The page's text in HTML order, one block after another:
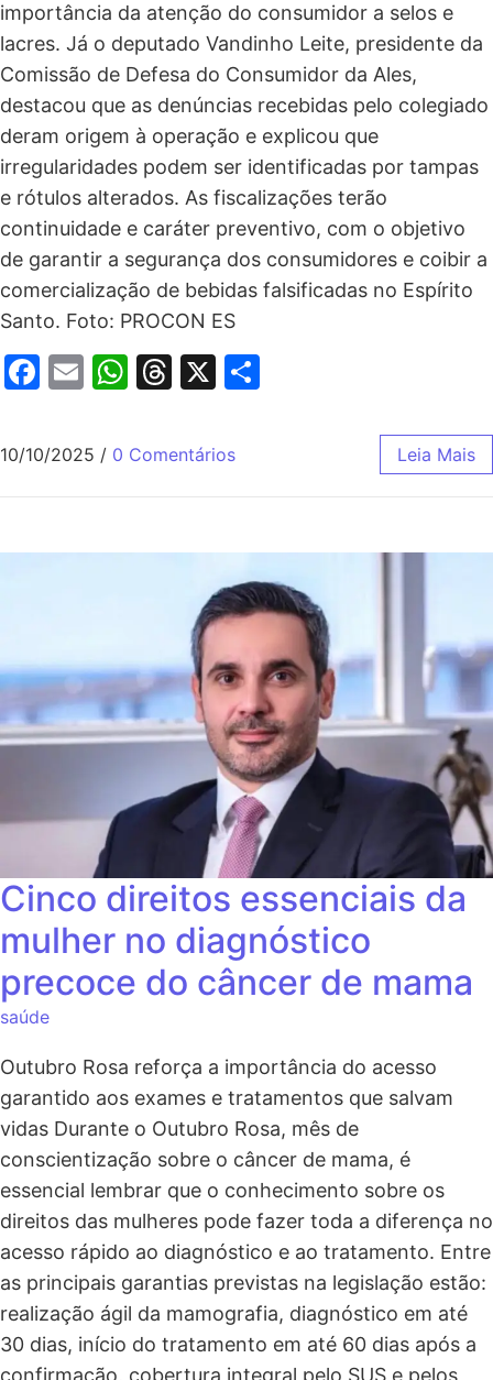
importância da atenção do consumidor a selos e
lacres. Já o deputado Vandinho Leite, presidente da
Comissão de Defesa do Consumidor da Ales,
destacou que as denúncias recebidas pelo colegiado
deram origem à operação e explicou que
irregularidades podem ser identificadas por tampas
e rótulos alterados. As fiscalizações terão
continuidade e caráter preventivo, com o objetivo
de garantir a segurança dos consumidores e coibir a
comercialização de bebidas falsificadas no Espírito
Santo. Foto: PROCON ES
Facebook
EmailWhatsApp
Threads
X
10/10/2025 / 0 Comentários Leia Mais
Cinco direitos essenciais da
mulher no diagnóstico
precoce do câncer de mama
saúde
Outubro Rosa reforça a importância do acesso
garantido aos exames e tratamentos que salvam
vidas Durante o Outubro Rosa, mês de
conscientização sobre o câncer de mama, é
essencial lembrar que o conhecimento sobre os
direitos das mulheres pode fazer toda a diferença no
acesso rápido ao diagnóstico e ao tratamento. Entre
as principais garantias previstas na legislação estão:
realização ágil da mamografia, diagnóstico em até
30 dias, início do tratamento em até 60 dias após a
confirmação, cobertura integral pelo SUS e pelos